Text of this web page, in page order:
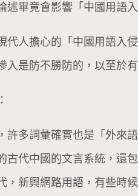
述畢竟會影響「中國用語
代人擔心的「中國用語入
入是防不勝防的，以至於
許多詞彙確實也是「外來
古代中國的文言系統，還
，新興網路用語，有些時